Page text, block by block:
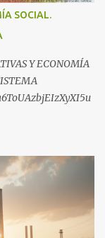
@ekaicenter?
SOCIAL.
Y ECONOMÍA